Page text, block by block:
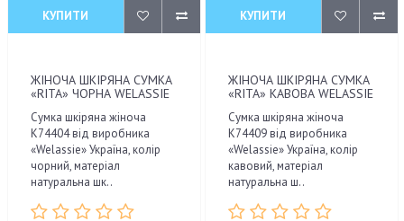
КУПИТИ
ЖІНОЧА ШКІРЯНА СУМКА
«RITA» ЧОРНА WELASSIE
Сумка шкіряна жіноча
K74404 від виробника
«Welassie» Україна, колір
чорний, матеріал
натуральна шк..
КУПИТИ
ЖІНОЧА ШКІРЯНА СУМКА
«RITA» КАВОВА WELASSIE
Сумка шкіряна жіноча
K74409 від виробника
«Welassie» Україна, колір
кавовий, матеріал
натуральна ш..